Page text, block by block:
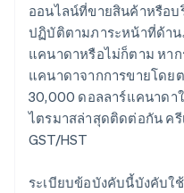
ออนไลน์ที่ขายสินค้าหรือ
ปฏิบัติตามภาระหน้าที่ด้า
แคนาดาหรือไม่ก็ตาม หาก
แคนาดาจากการขายโดย
30,000 ดอลลาร์แคนาดา
ไตรมาสล่าสุดติดต่อกัน ครี
GST/HST
ระเบียบข้อบังคับนี้บังคับใ